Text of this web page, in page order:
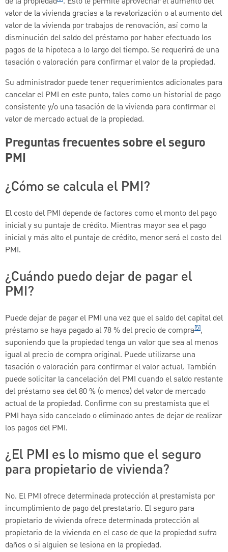
valor de la vivienda gracias a la revalorización o al aumento del
valor de la vivienda por trabajos de renovación, así como la
disminución del saldo del préstamo por haber efectuado los
pagos de la hipoteca a lo largo del tiempo. Se requerirá de una
tasación o valoración para confirmar el valor de la propiedad.
Su administrador puede tener requerimientos adicionales para
cancelar el PMI en este punto, tales como un historial de pago
consistente y/o una tasación de la vivienda para confirmar el
valor de mercado actual de la propiedad.
Preguntas frecuentes sobre el seguro
PMI
¿Cómo se calcula el PMI?
El costo del PMI depende de factores como el monto del pago
inicial y su puntaje de crédito. Mientras mayor sea el pago
inicial y más alto el puntaje de crédito, menor será el costo del
PMI.
¿Cuándo puedo dejar de pagar el
PMI?
Puede dejar de pagar el PMI una vez que el saldo del capital del
préstamo se haya pagado al 78 % del precio de compra[5],
suponiendo que la propiedad tenga un valor que sea al menos
igual al precio de compra original. Puede utilizarse una
tasación o valoración para confirmar el valor actual. También
puede solicitar la cancelación del PMI cuando el saldo restante
del préstamo sea del 80 % (o menos) del valor de mercado
actual de la propiedad. Confirme con su prestamista que el
PMI haya sido cancelado o eliminado antes de dejar de realizar
los pagos del PMI.
¿El PMI es lo mismo que el seguro
para propietario de vivienda?
No. El PMI ofrece determinada protección al prestamista por
incumplimiento de pago del prestatario. El seguro para
propietario de vivienda ofrece determinada protección al
propietario de la vivienda en el caso de que la propiedad sufra
daños o si alguien se lesiona en la propiedad.